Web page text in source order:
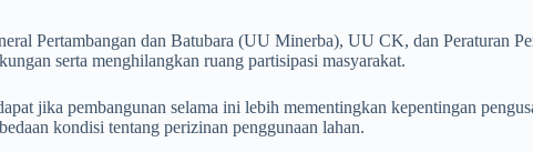
Pertambangan dan Batubara (UU Minerba), UU CK, dan Peraturan
serta menghilangkan ruang partisipasi masyarakat.
jika pembangunan selama ini lebih mementingkan kepentingan
kondisi tentang perizinan penggunaan lahan.